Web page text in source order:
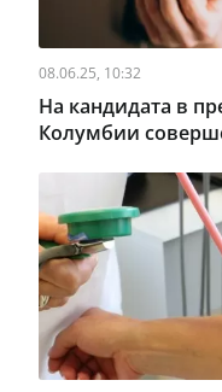
08.06.25, 10:32
На кандидата в
Колумбии